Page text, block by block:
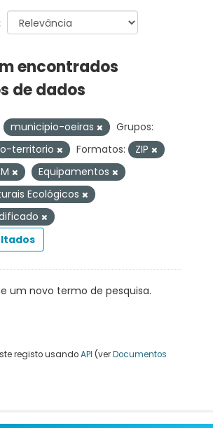
encontrados
de dados
municipio-oeiras
Grupos:
territorio
Formatos:
ZIP
Equipamentos
Ecológicos
um novo termo de pesquisa.
registo usandoAPI (verDocumentos